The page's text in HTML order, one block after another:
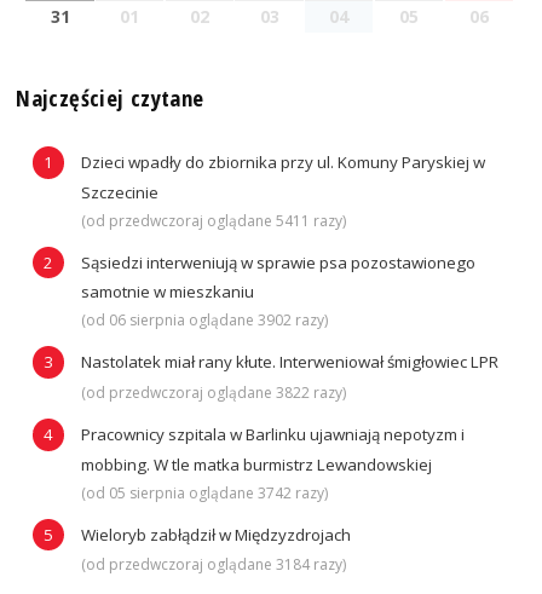
31 01 02 03 04 05 06
Najczęściej czytane
Dzieci wpadły do zbiornika przy ul. Komuny Paryskiej w
Szczecinie
(od przedwczoraj oglądane 5411 razy)
Sąsiedzi interweniują w sprawie psa pozostawionego
samotnie w mieszkaniu
(od 06 sierpnia oglądane 3902 razy)
Nastolatek miał rany kłute. Interweniował śmigłowiec LPR
(od przedwczoraj oglądane 3822 razy)
Pracownicy szpitala w Barlinku ujawniają nepotyzm i
mobbing. W tle matka burmistrz Lewandowskiej
(od 05 sierpnia oglądane 3742 razy)
Wieloryb zabłądził w Międzyzdrojach
(od przedwczoraj oglądane 3184 razy)